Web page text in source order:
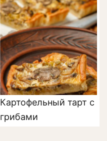
Картофельный тарт с
грибами